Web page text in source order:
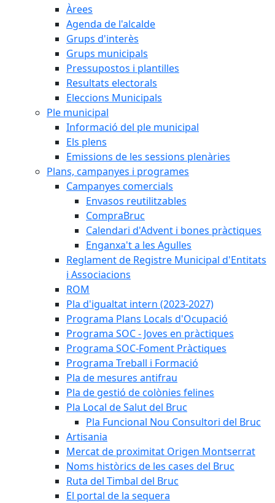
Àrees
Agenda de l'alcalde
Grups d'interès
Grups municipals
Pressupostos i plantilles
Resultats electorals
Eleccions Municipals
Ple municipal
Informació del ple municipal
Els plens
Emissions de les sessions plenàries
Plans, campanyes i programes
Campanyes comercials
Envasos reutilitzables
CompraBruc
Calendari d'Advent i bones pràctiques
Enganxa't a les Agulles
Reglament de Registre Municipal d'Entitats
i Associacions
ROM
Pla d'igualtat intern (2023-2027)
Programa Plans Locals d'Ocupació
Programa SOC - Joves en pràctiques
Programa SOC-Foment Pràctiques
Programa Treball i Formació
Pla de mesures antifrau
Pla de gestió de colònies felines
Pla Local de Salut del Bruc
Pla Funcional Nou Consultori del Bruc
Artisania
Mercat de proximitat Origen Montserrat
Noms històrics de les cases del Bruc
Ruta del Timbal del Bruc
El portal de la sequera